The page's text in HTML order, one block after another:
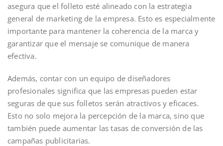
asegura que el folleto esté alineado con la estrategia
general de marketing de la empresa. Esto es especialmente
importante para mantener la coherencia de la marca y
garantizar que el mensaje se comunique de manera
efectiva.
Además, contar con un equipo de diseñadores
profesionales significa que las empresas pueden estar
seguras de que sus folletos serán atractivos y eficaces.
Esto no solo mejora la percepción de la marca, sino que
también puede aumentar las tasas de conversión de las
campañas publicitarias.